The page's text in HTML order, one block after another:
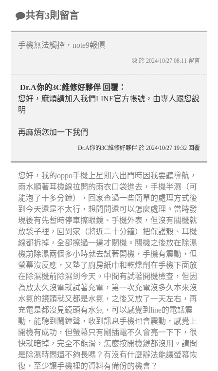
共有3則留言
手機無法觸控，note9報價
陳 於 2024/10/27 08:11 留言
Dr.A你的3C維修好夥伴 回覆：
您好，麻煩請加入我們LINE官方帳號，由專人跟您說
明
再麻煩您加一下我們
Dr.A你的3C維修好夥伴 於 2024/10/27 19:32 回覆
您好，我的oppo手機上星期六出門時因我要聽導航，
雨水順著耳機線拉開的雨衣口袋進去，手機半濕（可
能泡了十多分鐘），回家查過一些簡單的處理方式後
到今天還是不太行，想問問還可以怎麼處理。當時發
現後有先暫時停車擦眼鏡、手機外表，但沒有關機就
放袋子裡，回到家（將近二十分鐘）把保護殼、耳機
線都拆掉，全部擦過一遍才關機。關機之後放在除濕
機前除濕兩個多小時就去試著開機，手機有震動，但
螢幕沒反應，又墊了廚房紙巾和乾燥劑在手機下面放
在除濕機前除濕到今天。中間有試著開機檢查，但因
為放太久沒電就試著充電，第一次充電沒多久本來沒
水氣的鏡頭就又都是水氣，之後又放了一天左右，再
充電是都沒見鏡頭有水氣，可以感覺到line的電話震
動，能聽到鬧鐘聲，收到訊息手機也會震動，感覺上
開機有成功，但螢幕只有剛插電不久會亮一下下，很
快就暗掉，完全不能滑，怎麼按開機鍵都沒用。請問
是除濕時間還不夠長嗎？有沒有什麼辦法能讓螢幕恢
復，至少讓手機裡的資料有備份的機會？